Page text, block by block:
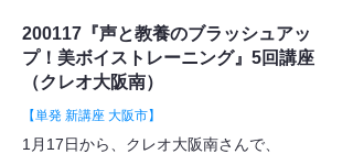
200117『声と教養のブラッシュアッ
プ！美ボイストレーニング』5回講座
（クレオ大阪南）
【単発 新講座 大阪市】
1月17日から、クレオ大阪南さんで、